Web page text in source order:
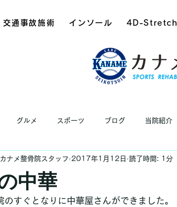
交通事故施術 インソール 4D-Stretch
グルメ スポーツ ブログ 当院紹介
中華
カナメ整骨院スタッフ 2017年1月12日 読了時間: 1分
のすぐとなりに中華屋さんができました。